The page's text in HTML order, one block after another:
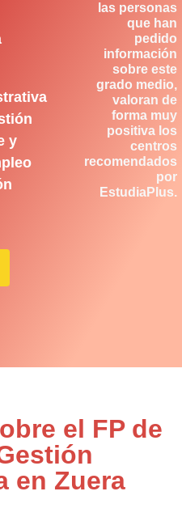
y
las personas
que han
pedido
información
sobre este
grado medio,
valoran de
forma muy
positiva los
centros
recomendados
por
EstudiaPlus.
el FP de
en Zuera